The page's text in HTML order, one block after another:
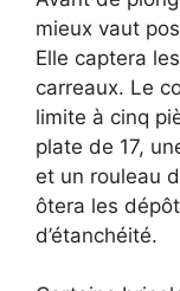
mieux vaut
Elle captera
carreaux. Le
limite à cinq
plate de 17,
et un rouleau
ôtera les
d’étanchéité.